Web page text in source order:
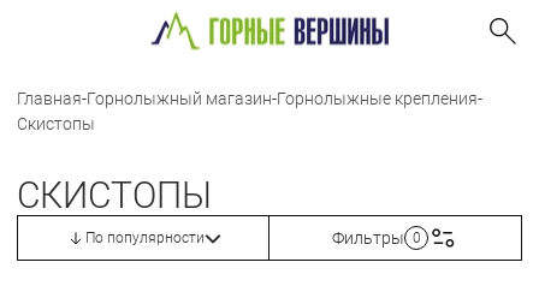
Главная-Горнолыжный магазин-Горнолыжные крепления-
Скистопы
СКИСТОПЫ
По популярности Фильтры 0